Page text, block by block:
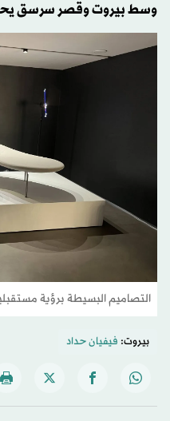
وسط بيروت وقصر سرسق
التصاميم البسيطة برؤية
بيروت: فيفيان حداد